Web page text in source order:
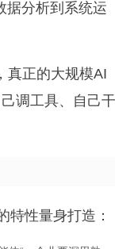
据分析到系统运
真正的大规模AI
调工具、自己干
特性量身打造：